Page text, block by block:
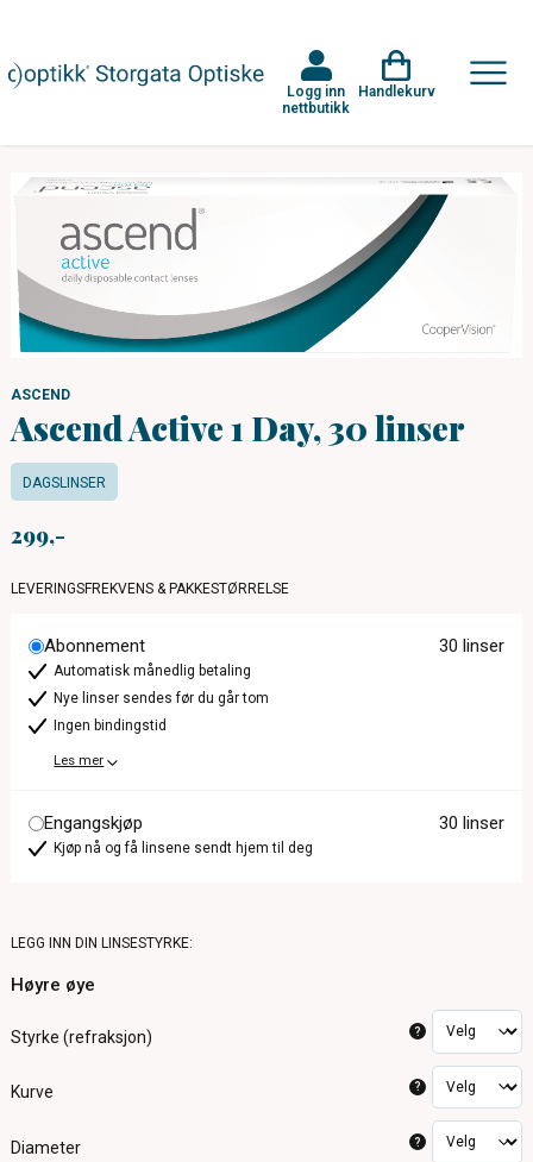
Logg inn
nettbutikk
Handlekurv
ASCEND
Ascend Active 1 Day, 30 linser
DAGSLINSER
299
LEVERINGSFREKVENS & PAKKESTØRRELSE
Abonnement 30 linser
Automatisk månedlig betaling
Nye linser sendes før du går tom
Ingen bindingstid
Les mer
Engangskjøp 30 linser
Kjøp nå og få linsene sendt hjem til deg
LEGG INN DIN LINSESTYRKE:
Høyre øye
Styrke (refraksjon) ?
Kurve ?
Diameter ?